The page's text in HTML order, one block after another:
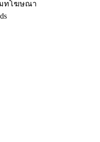
มทโฆษณา